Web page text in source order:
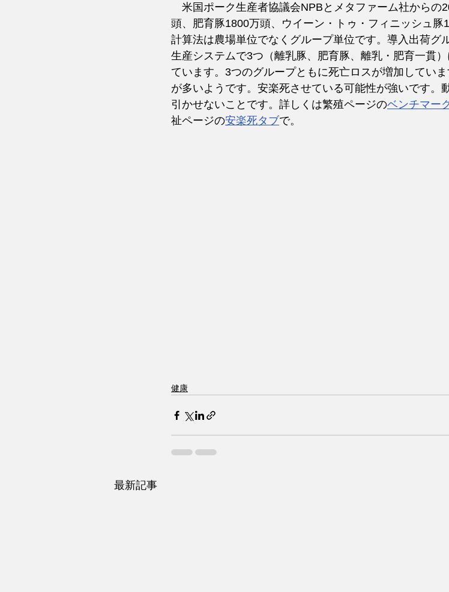
米国ポーク生産者協議会NPBとメタファーム社からの
頭、肥育豚1800万頭、ウイーン・トゥ・フィニッシュ
計算法は農場単位でなくグループ単位です。導入出荷グ
生産システムで3つ（離乳豚、肥育豚、離乳・肥育一貫
ています。3つのグループともに死亡ロスが増加してい
が多いようです。安楽死させている可能性が強いです。
引かせないことです。詳しくは繁殖ページのベンチマー
祉ページの安楽死タブで。
健康
最新記事